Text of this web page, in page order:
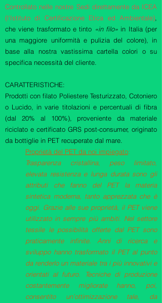
Controllato nelle nostre Sedi direttamente da ICEA
(l'Istituto di Certificazione Etica ed Ambientale)
che viene trasformato e tinto «in filo» in Italia (per
una maggiore uniformità e pulizia del colore), in
base alla nostra vastissima cartella colori o su
specifica necessità del cliente.
CARATTERISTICHE:
Prodotti con filato Poliestere Testurizzato, Cotoniero
o Lucido, in varie titolazioni e percentuali di fibra
(dal 20% al 100%), proveniente da materiale
riciclato e certificato GRS post-consumer, originato
da bottiglie in PET recuperate dal mare.
Proprietà del PET da noi impiegato:
Trasparenza cristallina, peso limitato,
elevata resistenza e lunga durata sono gli
attributi che fanno del PET la materia
sintetica moderna, tanto apprezzata che è
oggi. Grazie alle sue proprietà, il PET viene
utilizzato in sempre più ambiti. Nel settore
tessile le possibilità offerte dal PET sono
praticamente infinite. Anni di ricerca e
sviluppo hanno trasformato il PET al punto
da renderlo un materiale tra i più innovativi e
orientati al futuro. Tecniche di produzione
costantemente migliorate hanno, poi,
consentito un’ottimizzazione tale, da